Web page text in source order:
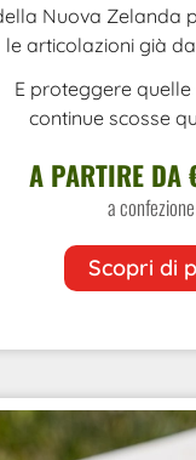
Nuova Zelanda
le articolazioni già
E proteggere
continue scosse
A PARTIRE
a confezione
Scopri di